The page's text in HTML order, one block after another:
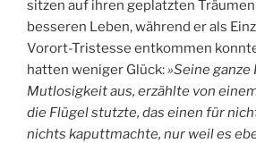
sitzen auf ihren geplatzten
besseren Leben, während er als
Vorort-Tristesse entkommen
hatten weniger Glück:»Seine
Mutlosigkeit aus, erzählte von
die Flügel stutzte, das einen für
nichts kaputtmachte, nur weil es